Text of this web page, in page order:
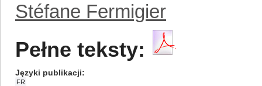
Stéfane Fermigier
Pełne teksty:
Języki publikacji
FR